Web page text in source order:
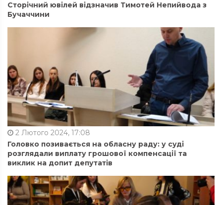
Сторічний ювілей відзначив Тимотей Непийвода з
Бучаччини
2 Лютого 2024, 17:08
Головко позивається на обласну раду: у суді
розглядали виплату грошової компенсації та
виклик на допит депутатів